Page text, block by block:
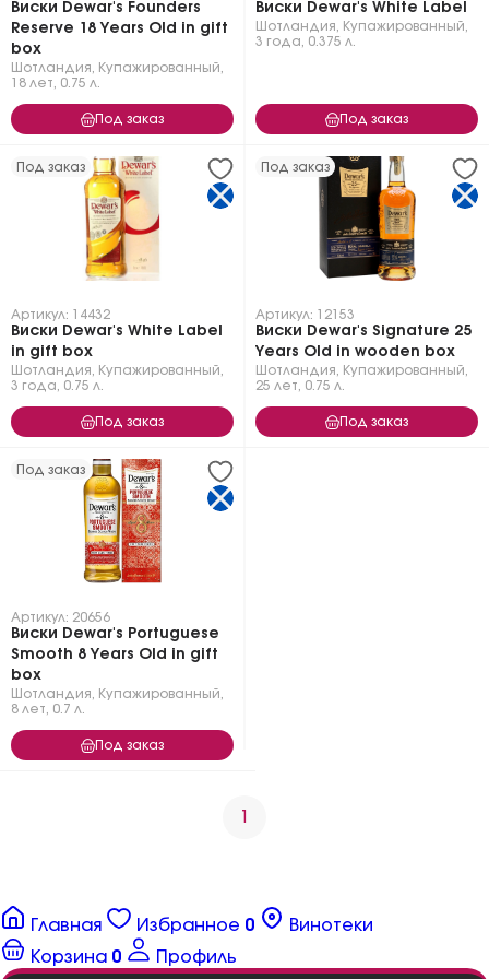
Виски Dewar's Founders
Reserve 18 Years Old in gift
box
Шотландия Купажированный
18 лет
0.75 л.
Под заказ
Виски Dewar's White Label
Шотландия Купажированный
3 года
0.375 л.
Под заказ
Под заказ
Артикул: 14432
Виски Dewar's White Label
in gift box
Шотландия Купажированный
3 года
0.75 л.
Под заказ
Под заказ
Артикул: 12153
Виски Dewar's Signature 25
Years Old in wooden box
Шотландия Купажированный
25 лет
0.75 л.
Под заказ
Под заказ
Артикул: 20656
Виски Dewar's Portuguese
Smooth 8 Years Old in gift
box
Шотландия Купажированный
8 лет
0.7 л.
Под заказ
1
Главная Избранное 0
Винотеки
Корзина 0 Профиль